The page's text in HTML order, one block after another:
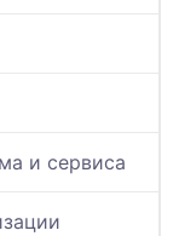
и сервиса